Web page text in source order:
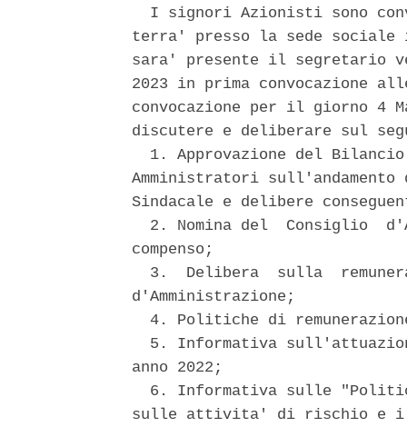
I signori Azionisti sono
terra' presso la sede
sara' presente il segretario
2023 in prima convocazione
convocazione per il giorno 4
discutere e deliberare sul
1. Approvazione del
Amministratori
Sindacale e delibere
2. Nomina del  Consiglio
compenso;
3.  Delibera  sulla
d'Amministrazione;
4. Politiche di
5. Informativa
anno 2022;
6. Informativa sulle
sulle attivita' di rischio e i